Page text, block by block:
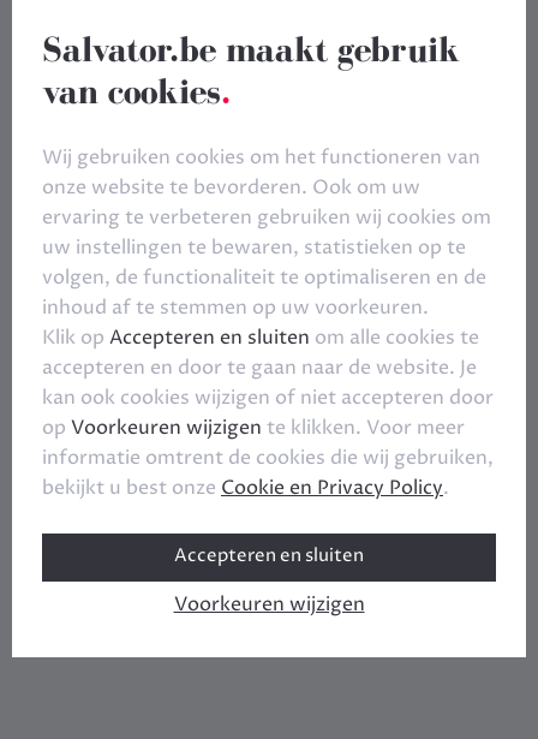
Salvator.be maakt gebruik
van cookies.
Wij gebruiken cookies om het functioneren van
onze website te bevorderen. Ook om uw
ervaring te verbeteren gebruiken wij cookies om
uw instellingen te bewaren, statistieken op te
volgen, de functionaliteit te optimaliseren en de
inhoud af te stemmen op uw voorkeuren.
Klik op Accepteren en sluiten om alle cookies te
accepteren en door te gaan naar de website. Je
kan ook cookies wijzigen of niet accepteren door
op Voorkeuren wijzigen te klikken. Voor meer
informatie omtrent de cookies die wij gebruiken,
bekijkt u best onze Cookie en Privacy Policy.
Accepteren en sluiten
Voorkeuren wijzigen